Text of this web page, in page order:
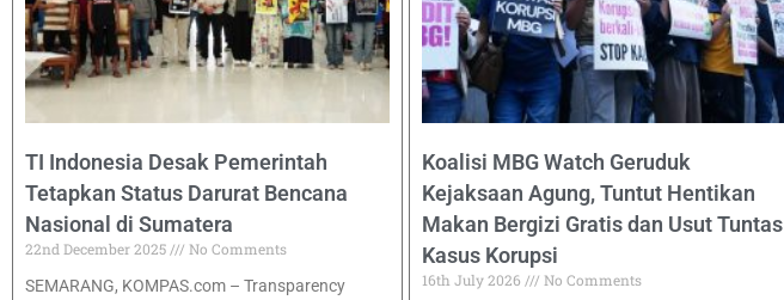
TI Indonesia Desak Pemerintah
Tetapkan Status Darurat Bencana
Nasional di Sumatera
22nd December 2025
No Comments
SEMARANG, KOMPAS.com – Transparency
Koalisi MBG Watch Geruduk
Kejaksaan Agung, Tuntut Hentikan
Makan Bergizi Gratis dan Usut Tuntas
Kasus Korupsi
16th July 2026
No Comments